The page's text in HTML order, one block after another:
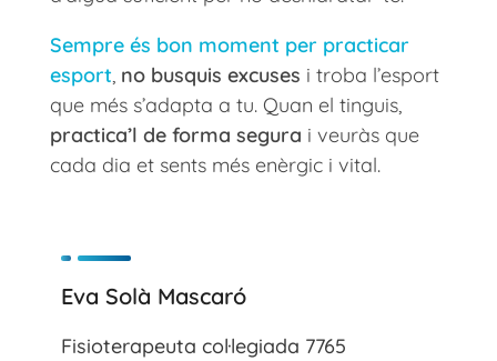
Sempre és bon moment per practicar
esport, no busquis excuses i troba l’esport
que més s’adapta a tu. Quan el tinguis,
practica’l de forma segura i veuràs que
cada dia et sents més enèrgic i vital.
Eva Solà Mascaró
Fisioterapeuta col·legiada 7765